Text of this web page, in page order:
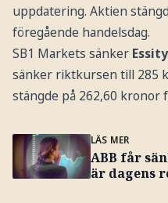
uppdatering. Aktien
föregående handelsdag.
SB1 Markets sänker Essity
sänker riktkursen till 285
stängde på 262,60 kronor
LÄS MER
ABB får
är dagens